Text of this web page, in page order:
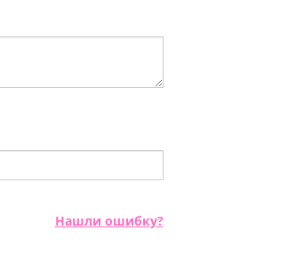
Нашли ошибку?